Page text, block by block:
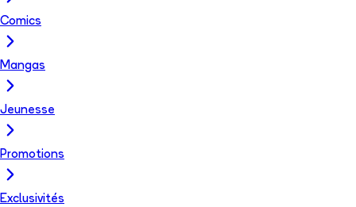
Comics
Mangas
Jeunesse
Promotions
Exclusivités